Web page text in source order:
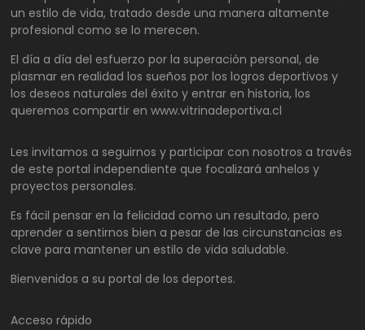
un estilo de vida, tratado desde una manera altamente
profesional como se lo merecen.
El día a día del esfuerzo por la superación personal, de
plasmar en realidad los sueños por los logros deportivos y
los deseos naturales del éxito y entrar en historia, los
queremos compartir en www.vitrinadeportiva.cl
Les invitamos a seguirnos y participar con nosotros a través
de este portal independiente que focalizará anhelos y
proyectos personales.
Es fácil pensar en la felicidad como un resultado, pero
aprender a sentirnos bien a pesar de las circunstancias es
clave para mantener un estilo de vida saludable.
Bienvenidos a su portal de los deportes.
Acceso rápido